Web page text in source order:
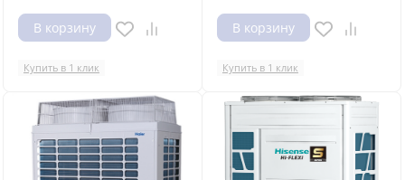
В корзину
Купить в 1 клик
В корзину
Купить в 1 клик